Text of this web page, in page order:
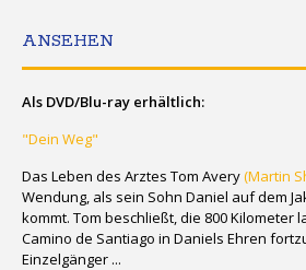
ANSEHEN
Als DVD/Blu-ray erhältlich:
"Dein Weg"
Das Leben des Arztes Tom Avery(Martin
Wendung, als sein Sohn Daniel auf dem
kommt. Tom beschließt, die 800 Kilometer
Camino de Santiago in Daniels Ehren
Einzelgänger ...